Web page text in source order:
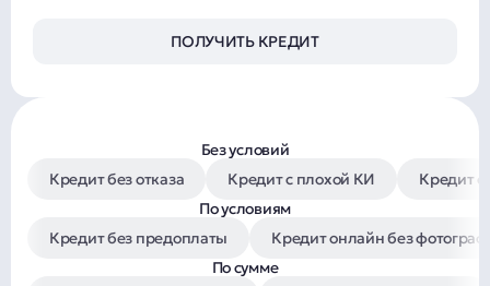
ПОЛУЧИТЬ КРЕДИТ
Без условий
Кредит без отказа
Кредит с плохой КИ
Кредит с
По условиям
Кредит без предоплаты
Кредит онлайн без
По сумме